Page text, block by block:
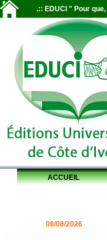
.:: EDUCI " Pour
ACCUEIL
08/08/2026